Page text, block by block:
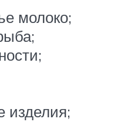
молоко;
изделия;